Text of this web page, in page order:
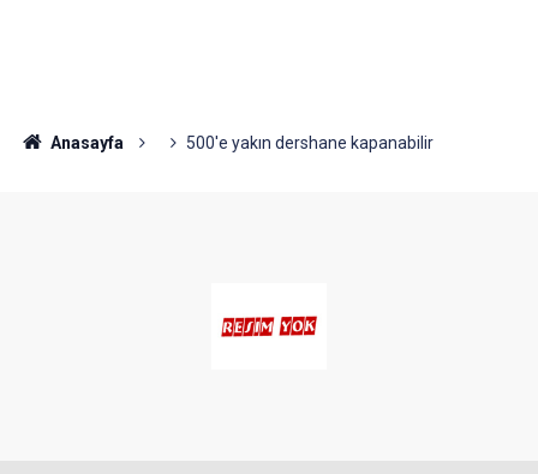
Anasayfa 500'e yakın dershane kapanabilir